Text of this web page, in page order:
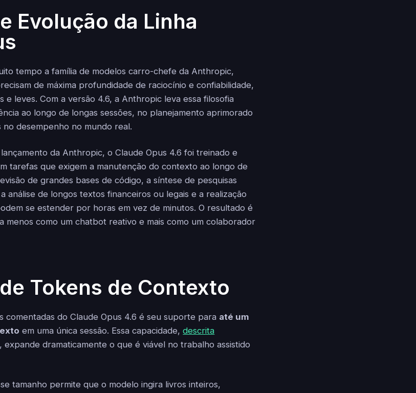
Evolução da Linha
tempo a família de modelos carro-chefe da Anthropic,
de máxima profundidade de raciocínio e confiabilidade,
e leves. Com a versão 4.6, a Anthropic leva essa filosofia
ao longo de longas sessões, no planejamento aprimorado
desempenho no mundo real.
da Anthropic, o Claude Opus 4.6 foi treinado e
tarefas que exigem a manutenção do contexto ao longo de
de grandes bases de código, a síntese de pesquisas
análise de longos textos financeiros ou legais e a realização
se estender por horas em vez de minutos. O resultado é
menos como um chatbot reativo e mais como um colaborador
Tokens de Contexto
comentadas do Claude Opus 4.6 é seu suporte para até um
em uma única sessão. Essa capacidade,descrita
, expande dramaticamente o que é viável no trabalho assistido
tamanho permite que o modelo ingira livros inteiros,